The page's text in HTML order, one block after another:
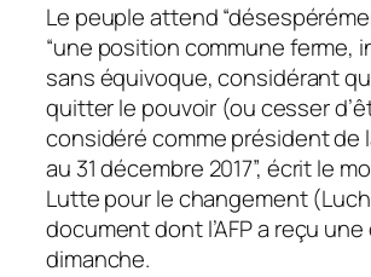
Le peuple attend
“une position commune ferme,
sans équivoque, considérant
quitter le pouvoir (ou cesser
considéré comme président de
au 31 décembre 2017”, écrit le
Lutte pour le changement
document dont l’AFP a reçu
dimanche.